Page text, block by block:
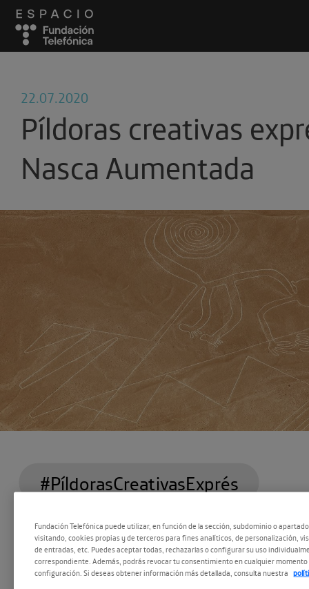
22.07.2020
Píldoras creativas
Nasca Aumentada
#PíldorasCreativasExprés
¿Quienes eran los Nasca? ¿Cómo conseguían
de piedras? ¿De qué se alimentaban? En esta
exprés te lo contamos todo sobre los Nasca.
Fundación Telefónica puede utilizar, en función de la sección, subdominio o
visitando, cookies propias y de terceros para fines analíticos, de personalización,
de entradas, etc. Puedes aceptar todas, rechazarlas o configurar su uso
correspondiente. Además, podrás revocar tu consentimiento en cualquier momento
configuración. Si deseas obtener información más detallada, consulta nuestra